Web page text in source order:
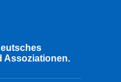
Assoziationen.